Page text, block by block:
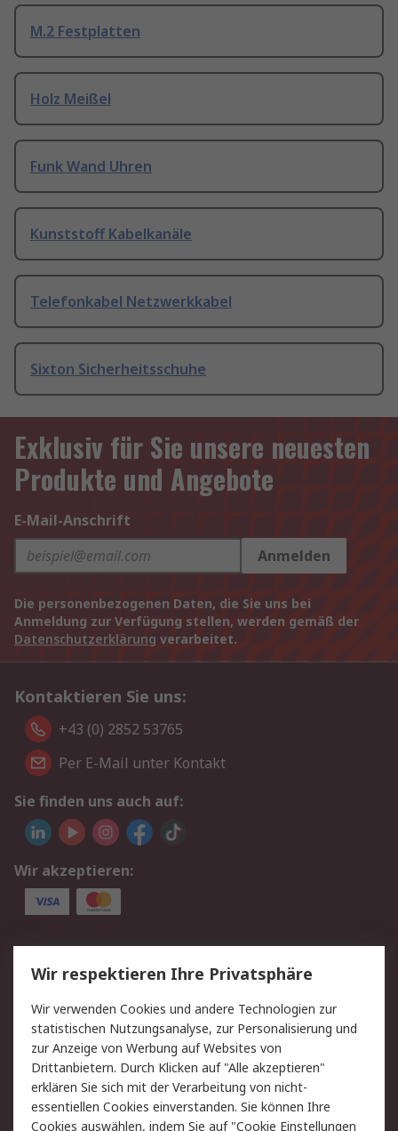
M.2 Festplatten
Holz Meißel
Funk Wand Uhren
Kunststoff Kabelkanäle
Telefonkabel Netzwerkkabel
Sixton Sicherheitsschuhe
Exklusiv für Sie unsere neuesten
Produkte und Angebote
E-Mail-Anschrift
Anmelden
Die personenbezogenen Daten, die Sie uns bei
Anmeldung zur Verfügung stellen, werden gemäß der
Datenschutzerklärung verarbeitet.
Kontaktieren Sie uns:
+43 (0) 2852 53765
Per E-Mail unter Kontakt
Sie finden uns auch auf:
Wir akzeptieren:
Service
Value Added Services
Lieferlösungen
Rücksendung/Entsorgung Kontakt
Hilfe
Rechtliches
RS Verkaufs- und
Datenschutz
Wir respektieren Ihre Privatsphäre
Wir verwenden Cookies und andere Technologien zur
statistischen Nutzungsanalyse, zur Personalisierung und
zur Anzeige von Werbung auf Websites von
Drittanbietern. Durch Klicken auf "Alle akzeptieren"
erklären Sie sich mit der Verarbeitung von nicht-
essentiellen Cookies einverstanden. Sie können Ihre
Cookies auswählen, indem Sie auf "Cookie Einstellungen